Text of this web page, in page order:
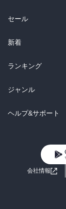
総合
ラノベ
雑誌・グラビア
BL・TL
セール
総合
ラノベ
雑誌・グラビア
BL・TL
新着
総合
ラノベ
雑誌・グラビア
ランキング
総合
ラノベ
ジャンル
コミック
ライトノベル
ヘルプ&サポート
よくあるご質問
会社情報